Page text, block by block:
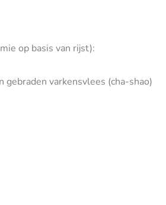
op basis van rijst):
gebraden varkensvlees (cha-shao)